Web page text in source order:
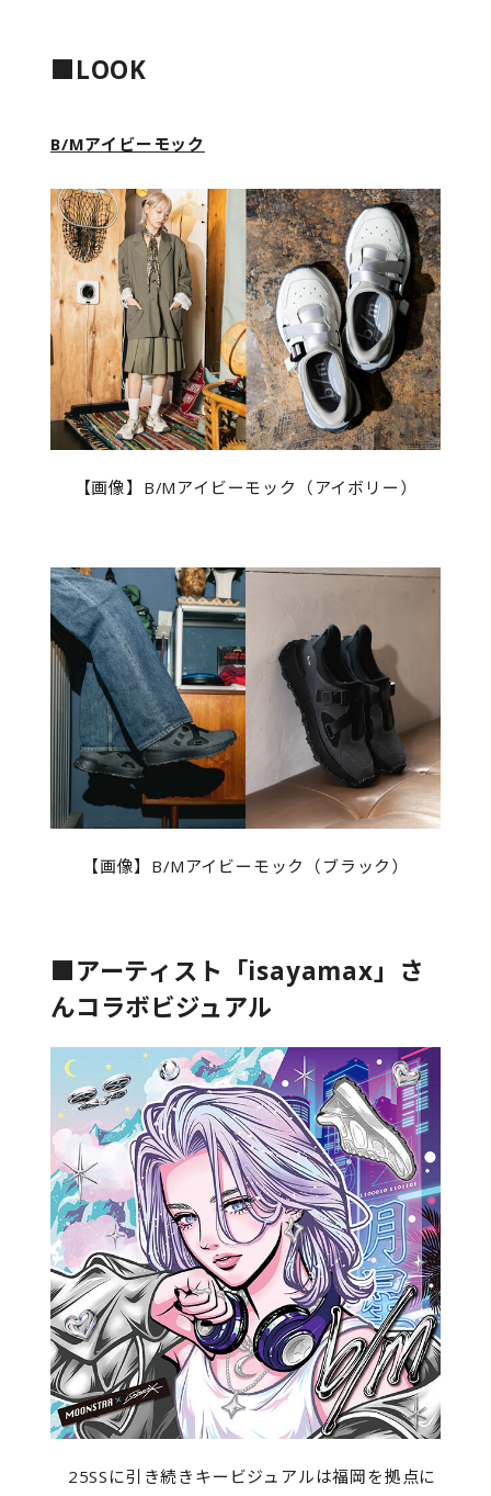
■LOOK
B/Mアイビーモック
【画像】B/Mアイビーモック（アイボリー）
【画像】B/Mアイビーモック（ブラック）
■アーティスト「isayamax」さ
んコラボビジュアル
25SSに引き続きキービジュアルは福岡を拠点に